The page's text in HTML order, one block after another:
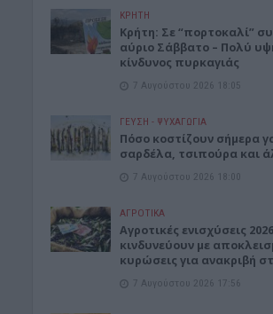
ΚΡΗΤΗ
Κρήτη: Σε “πορτοκαλί”
αύριο Σάββατο – Πολύ
κίνδυνος πυρκαγιάς
7 Αυγούστου 2026 18:05
ΓΕΎΣΗ - ΨΥΧΑΓΩΓΊΑ
Πόσο κοστίζουν σήμερα
σαρδέλα, τσιπούρα και
7 Αυγούστου 2026 18:00
ΑΓΡΟΤΙΚΑ
Αγροτικές ενισχύσεις
κινδυνεύουν με
κυρώσεις για ανακριβή
7 Αυγούστου 2026 17:56